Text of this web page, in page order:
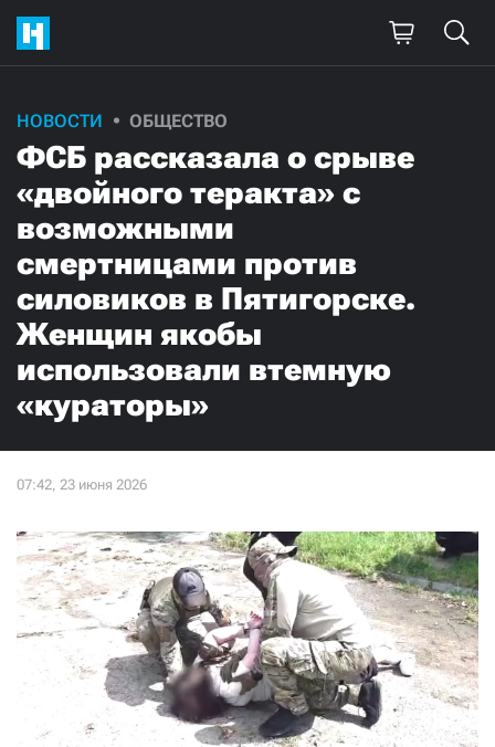
НОВОСТИ ОБЩЕСТВО
ФСБ рассказала о срыве
«двойного теракта» с
возможными
смертницами против
силовиков в Пятигорске.
Женщин якобы
использовали втемную
«кураторы»